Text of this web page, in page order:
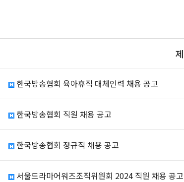
한국방송협회 육아휴직 대체인력 채용 공고
한국방송협회 직원 채용 공고
한국방송협회 정규직 채용 공고
서울드라마어워즈조직위원회 2024 직원 채용 공